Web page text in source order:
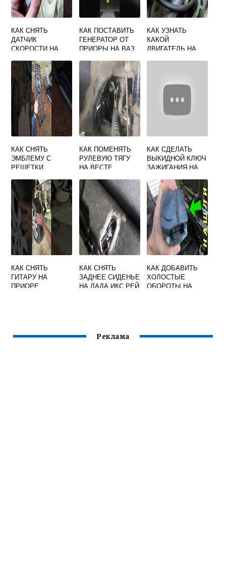
КАК СНЯТЬ
ДАТЧИК
СКОРОСТИ НА
КАК ПОСТАВИТЬ
ГЕНЕРАТОР ОТ
ПРИОРЫ НА ВАЗ
КАК УЗНАТЬ
КАКОЙ
ДВИГАТЕЛЬ НА
КАК СНЯТЬ
ЭМБЛЕМУ С
РЕШЕТКИ
ГРАНТА ФЛ
КАК ПОМЕНЯТЬ
РУЛЕВУЮ ТЯГУ
НА ВЕСТЕ
КАК СДЕЛАТЬ
ВЫКИДНОЙ КЛЮЧ
ЗАЖИГАНИЯ НА
КАК СНЯТЬ
ГИТАРУ НА
ПРИОРЕ
КАК СНЯТЬ
ЗАДНЕЕ СИДЕНЬЕ
НА ЛАДА ИКС РЕЙ
КАК ДОБАВИТЬ
ХОЛОСТЫЕ
ОБОРОТЫ НА
Реклама